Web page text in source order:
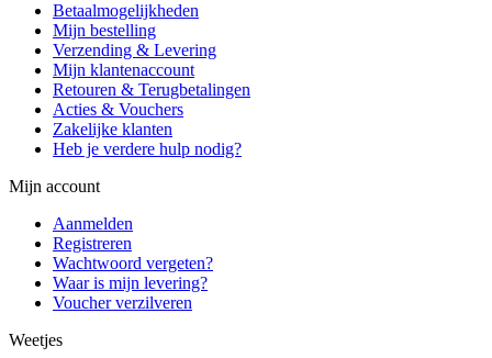
Betaalmogelijkheden
Mijn bestelling
Verzending & Levering
Mijn klantenaccount
Retouren & Terugbetalingen
Acties & Vouchers
Zakelijke klanten
Heb je verdere hulp nodig?
Mijn account
Aanmelden
Registreren
Wachtwoord vergeten?
Waar is mijn levering?
Voucher verzilveren
Weetjes